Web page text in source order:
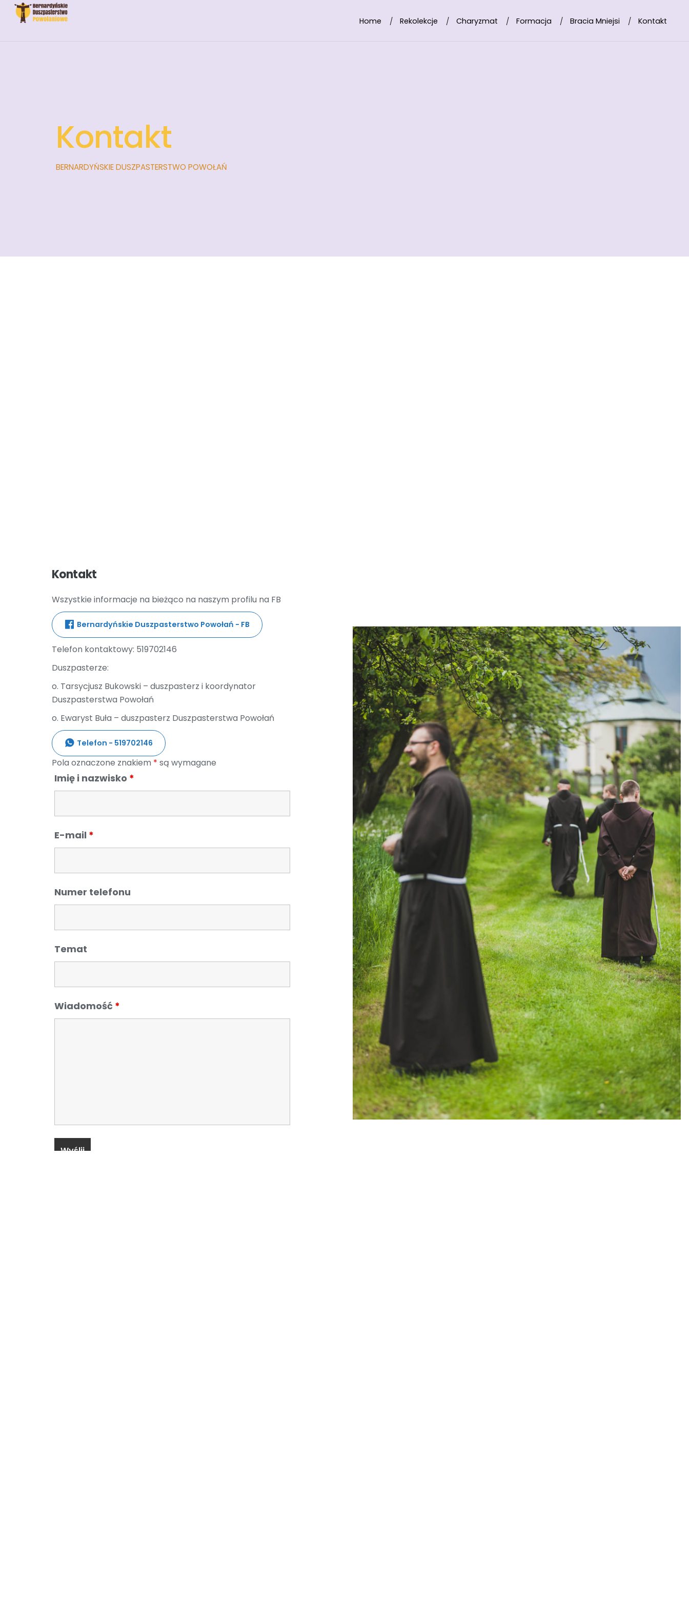
Skip
Home Rekolekcje Charyzmat Formacja Bracia Mniejsi Kontakt
Kontakt
BERNARDYŃSKIE DUSZPASTERSTWO POWOŁAŃ
Kontakt
Wszystkie informacje na bieżąco na naszym profilu na FB
Bernardyńskie Duszpasterstwo Powołań - FB
Telefon kontaktowy: 519702146
Duszpasterze:
o. Tarsycjusz Bukowski – duszpasterz i koordynator
Duszpasterstwa Powołań
o. Ewaryst Buła – duszpasterz Duszpasterstwa Powołań
Telefon - 519702146
Pola oznaczone znakiem * są wymagane
Imię i nazwisko *
E-mail *
Numer telefonu
Temat
Wiadomość *
Kontakt
E-mail: powolanie@bernardyni.pl
Bernardyńskie Duszpasterstwo
Powołaniowe - FB